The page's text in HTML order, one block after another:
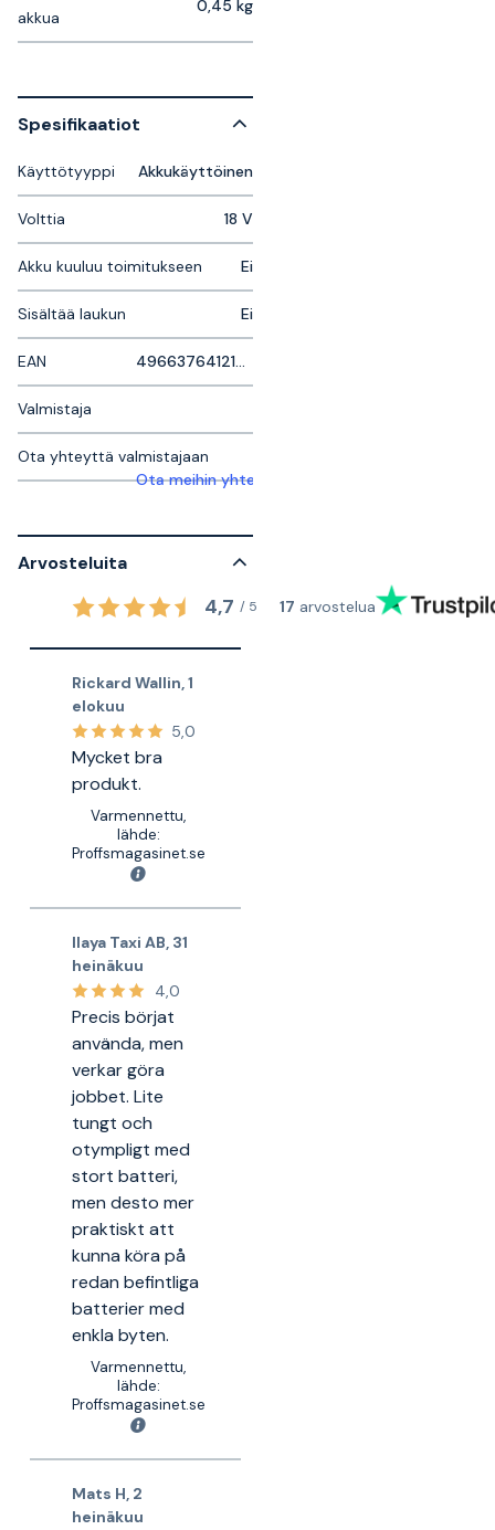
akkua
0,45 kg
Spesifikaatiot
Käyttötyyppi Akkukäyttöinen
Volttia 18 V
Akku kuuluu toimitukseen Ei
Sisältää laukun Ei
EAN 4966376412174
Valmistaja
Ota yhteyttä valmistajaan
Ota meihin yhteyttä saadaksesi lisätietoja
Arvosteluita
4,7 / 5 17 arvostelua
Rickard Wallin,1
elokuu
5,0
Mycket bra
produkt.
Varmennettu,
lähde:
Proffsmagasinet.se
Ilaya Taxi AB, 31
heinäkuu
4,0
Precis börjat
använda, men
verkar göra
jobbet. Lite
tungt och
otympligt med
stort batteri,
men desto mer
praktiskt att
kunna köra på
redan befintliga
batterier med
enkla byten.
Varmennettu,
lähde:
Proffsmagasinet.se
Mats H, 2
heinäkuu